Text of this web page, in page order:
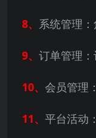
8、 系统管理：
9、 订单管理
10、 会员管理
11、 平台活动